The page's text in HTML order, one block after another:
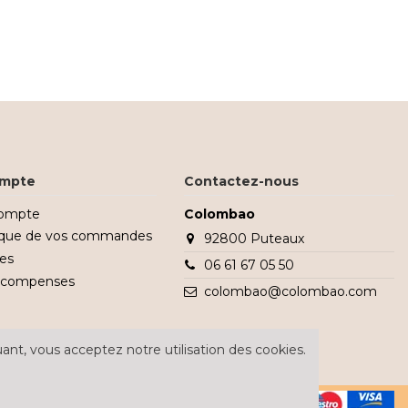
de vos commandes
Contactez-nous
Colombao
92800 Puteaux
06 61 67 05 50
colombao@colombao.com
vous acceptez notre utilisation des cookies.